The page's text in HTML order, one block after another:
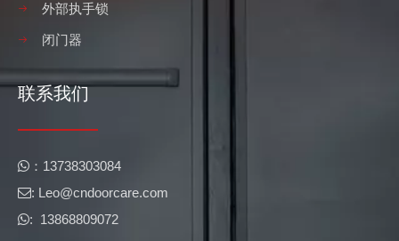
外部执手锁
闭门器
联系我们
 ​​：13738303084
: Leo@cndoorcare.com​​​​​​​
: 13868809072